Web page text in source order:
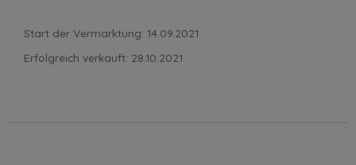
Start der Vermarktung: 14.09.2021
Erfolgreich verkauft: 28.10.2021